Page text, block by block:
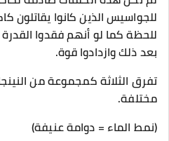
للجواسيس الذين كانوا
للحظة كما لو أنهم فقدوا
بعد ذلك وازدادوا قوة.
تفرق الثلاثة كمجموعة من
مختلفة.
(نمط الماء = دوامة عنيفة)